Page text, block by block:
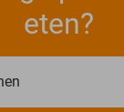
eten?